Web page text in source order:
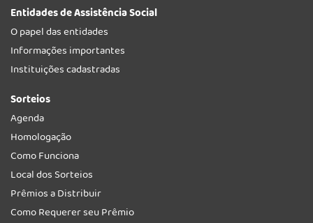
Entidades de Assistência Social
O papel das entidades
Informações importantes
Instituições cadastradas
Sorteios
Agenda
Homologação
Como Funciona
Local dos Sorteios
Prêmios a Distribuir
Como Requerer seu Prêmio